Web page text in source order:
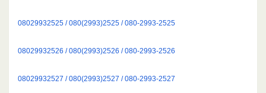
08029932525 / 080(2993)2525 / 080-2993-2525
08029932526 / 080(2993)2526 / 080-2993-2526
08029932527 / 080(2993)2527 / 080-2993-2527